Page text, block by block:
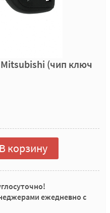
(чип ключ
В корзину
ежедневно с